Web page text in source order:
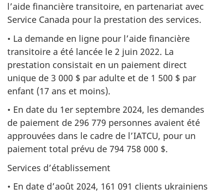
l’aide financière transitoire, en partenariat avec
Service Canada pour la prestation des services.
• La demande en ligne pour l’aide financière
transitoire a été lancée le 2 juin 2022. La
prestation consistait en un paiement direct
unique de 3 000 $ par adulte et de 1 500 $ par
enfant (17 ans et moins).
• En date du 1er septembre 2024, les demandes
de paiement de 296 779 personnes avaient été
approuvées dans le cadre de l’IATCU, pour un
paiement total prévu de 794 758 000 $.
Services d’établissement
• En date d’août 2024, 161 091 clients ukrainiens